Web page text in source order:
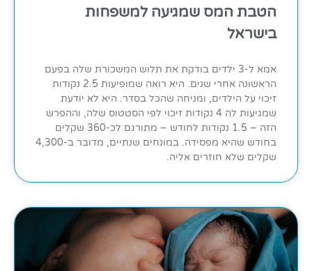
הטבת המס שמגיעה למשפחות
בישראל
אמא ל-3 ילדים בודקת את תלוש המשכורת שלה בפעם
הראשונה אחרי שנים. היא רואה שמופיעות 2.5 נקודות
זיכוי על הילדים, ומניחה שהכל בסדר. היא לא יודעת
שמגיעות לה 4 נקודות זיכוי לפי הסטטוס שלה, וההפרש
הזה – 1.5 נקודות לחודש – מתורגם לכ-360 שקלים
בחודש שהיא מפסידה. במונחים שנתיים, מדובר ב-4,300
שקלים שלא חוזרים אליה.